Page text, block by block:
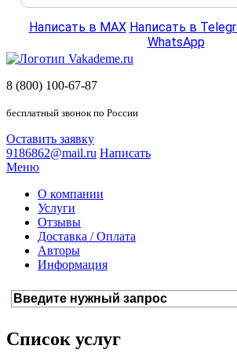
Написать в MAX Написать в
WhatsApp
8 (800) 100-67-87
бесплатный звонок по России
Оставить заявку
9186862@mail.ru Написать
Меню
О компании
Услуги
Отзывы
Доставка / Оплата
Авторы
Информация
Список услуг